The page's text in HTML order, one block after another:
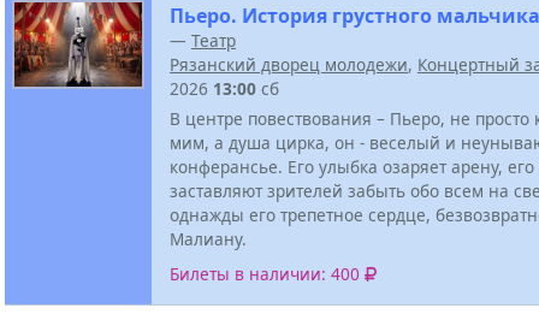
Пьеро. История грустного мальчика
— Театр
Рязанский дворец молодежи, Концертный
2026 13:00 сб
В центре повествования – Пьеро, не просто
мим, а душа цирка, он - веселый и
конферансье. Его улыбка озаряет арену,
заставляют зрителей забыть обо всем на
однажды его трепетное сердце,
Малиану.
Билеты в наличии: 400